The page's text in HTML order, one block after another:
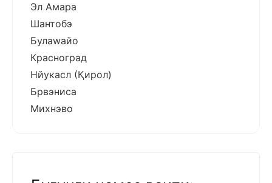
Эл Амара
Шантобэ
Булаwайо
Красноград
Нйукасл (Қирол)
Брвэниcа
Михнэво